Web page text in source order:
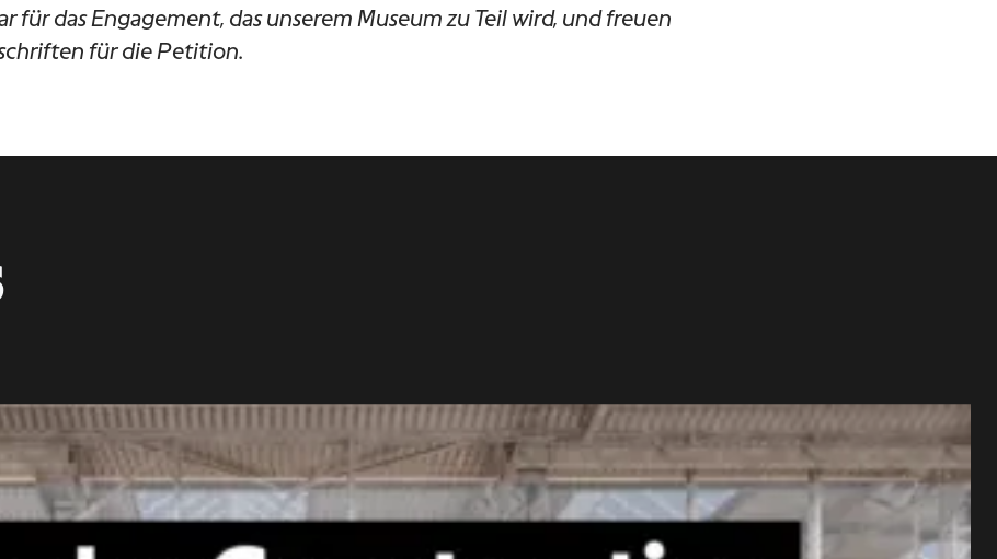
für das Engagement, das unserem Museum zu Teil wird, und freuen
für die Petition.